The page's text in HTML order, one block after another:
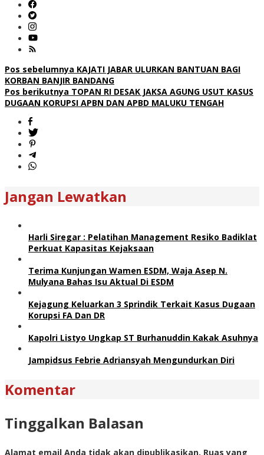
Navigasi
pos
Pos sebelumnya KAJATI JABAR ULURKAN BANTUAN BAGI
KORBAN BANJIR BANDANG
Pos berikutnya TOPAN RI DESAK JAKSA AGUNG USUT KASUS
DUGAAN KORUPSI APBN DAN APBD MALUKU TENGAH
Jangan Lewatkan
Harli Siregar : Pelatihan Management Resiko Badiklat
Perkuat Kapasitas Kejaksaan
Terima Kunjungan Wamen ESDM, Waja Asep N.
Mulyana Bahas Isu Aktual Di ESDM
Kejagung Keluarkan 3 Sprindik Terkait Kasus Dugaan
Korupsi FA Dan DR
Kapolri Listyo Ungkap ST Burhanuddin Kakak Asuhnya
Jampidsus Febrie Adriansyah Mengundurkan Diri
Komentar
Tinggalkan Balasan
Alamat email Anda tidak akan dipublikasikan. Ruas yang